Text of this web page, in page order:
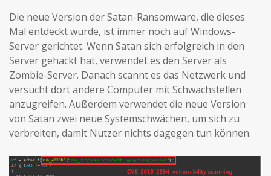
Die neue Version der Satan-Ransomware, die dieses
Mal entdeckt wurde, ist immer noch auf Windows-
Server gerichtet. Wenn Satan sich erfolgreich in den
Server gehackt hat, verwendet es den Server als
Zombie-Server. Danach scannt es das Netzwerk und
versucht dort andere Computer mit Schwachstellen
anzugreifen. Außerdem verwendet die neue Version
von Satan zwei neue Systemschwächen, um sich zu
verbreiten, damit Nutzer nichts dagegen tun können.